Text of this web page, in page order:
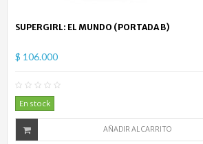
SUPERGIRL: EL MUNDO (PORTADA B)
$ 106.000
En stock
AÑADIR AL CARRITO